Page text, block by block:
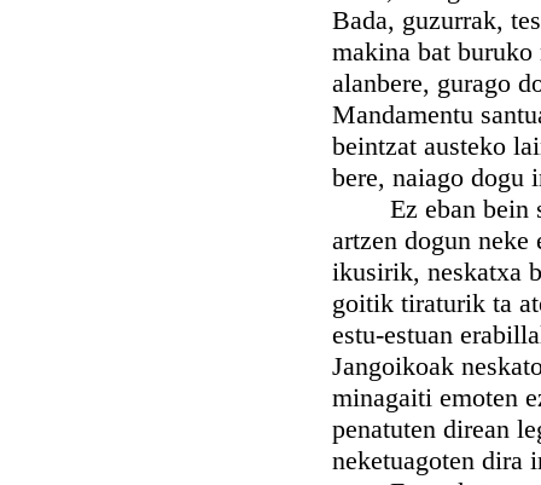
Bada, guzurrak,
makina bat
alanbere, gurago
Mandamentu
beintzat austeko
bere, naiago dogu
Ez eban bein
artzen dogun
ikusirik, neskatxa
goitik tiraturik ta
estu-estuan
Jangoikoak
minagaiti emoten
penatuten direan
neketuagoten dira